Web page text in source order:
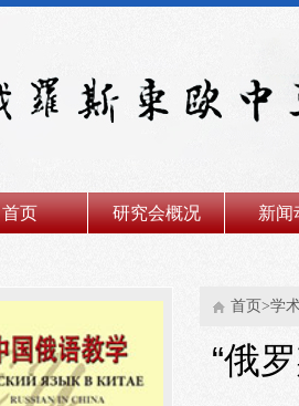
首页 研究会概况 新闻
首页>学
“俄